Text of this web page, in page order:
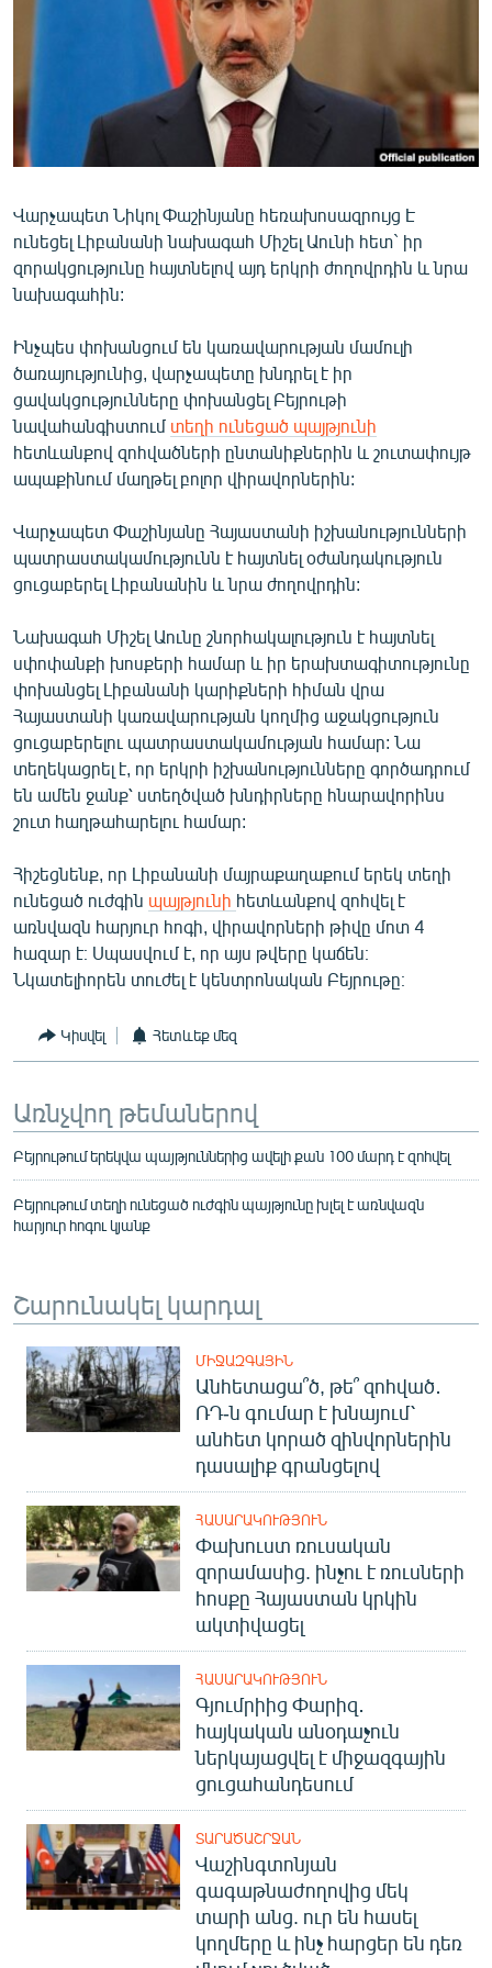
ՍՊՈՐՏ
ՄԵԿՆԱԲԱՆՈՒԹՅՈՒՆ
ԿՈՐՈՆԱՎԻՐՈՒՍ
ԱՐԽԻՎ
ՏԵՍԱՆՅՈՒԹԵՐ
ՁԳՏԵԼՈՎ ԼԱՎԱԳՈՒՅՆԻՆ
ՓՈԴՔԱՍԹ
Հայերեն
Русский
«Ազատության» բոլոր կայքերը
Վարչապետ Նիկոլ Փաշինյանը հեռախոսազրույց Է
ունեցել Լիբանանի նախագահ Միշել Աունի հետ` իր
զորակցությունը հայտնելով այդ երկրի ժողովրդին և նրա
նախագահին:
Ինչպես փոխանցում են կառավարության մամուլի
ծառայությունից, վարչապետը խնդրել է իր
ցավակցությունները փոխանցել Բեյրութի
նավահանգիստում տեղի ունեցած պայթյունի
հետևանքով զոհվածների ընտանիքներին և շուտափույթ
ապաքինում մաղթել բոլոր վիրավորներին:
Վարչապետ Փաշինյանը Հայաստանի իշխանությունների
պատրաստակամությունն է հայտնել օժանդակություն
ցուցաբերել Լիբանանին և նրա ժողովրդին:
Նախագահ Միշել Աունը շնորհակալություն է հայտնել
սփոփանքի խոսքերի համար և իր երախտագիտությունը
փոխանցել Լիբանանի կարիքների հիման վրա
Հայաստանի կառավարության կողմից աջակցություն
ցուցաբերելու պատրաստակամության համար: Նա
տեղեկացրել է, որ երկրի իշխանությունները գործադրում
են ամեն ջանք՝ ստեղծված խնդիրները հնարավորինս
շուտ հաղթահարելու համար:
Հիշեցնենք, որ Լիբանանի մայրաքաղաքում երեկ տեղի
ունեցած ուժգին պայթյունի հետևանքով զոհվել է
առնվազն հարյուր հոգի, վիրավորների թիվը մոտ 4
հազար է։ Սպասվում է, որ այս թվերը կաճեն։
Նկատելիորեն տուժել է կենտրոնական Բեյրութը։
Կիսվել Հետևեք մեզ
Առնչվող թեմաներով
Բեյրութում երեկվա պայթյուններից ավելի քան 100 մարդ է զոհվել
Բեյրութում տեղի ունեցած ուժգին պայթյունը խլել է առնվազն
հարյուր հոգու կյանք
Շարունակել կարդալ
ՄԻՋԱԶԳԱՅԻՆ
Անհետացա՞ծ, թե՞ զոհված․
ՌԴ-ն գումար է խնայում՝
անհետ կորած զինվորներին
դասալիք գրանցելով
ՀԱՍԱՐԱԿՈՒԹՅՈՒՆ
Փախուստ ռուսական
զորամասից. ինչու է ռուսների
հոսքը Հայաստան կրկին
ակտիվացել
ՀԱՍԱՐԱԿՈՒԹՅՈՒՆ
Գյումրիից Փարիզ․
հայկական անօդաչուն
ներկայացվել է միջազգային
ցուցահանդեսում
ՏԱՐԱԾԱՇՐՋԱՆ
Վաշինգտոնյան
գագաթնաժողովից մեկ
տարի անց. ուր են հասել
կողմերը և ինչ հարցեր են դեռ